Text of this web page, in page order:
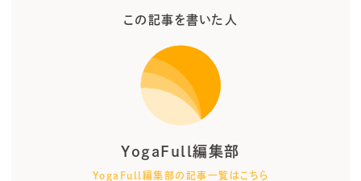
この記事を書いた人
YogaFull編集部
YogaFull編集部の記事一覧はこちら